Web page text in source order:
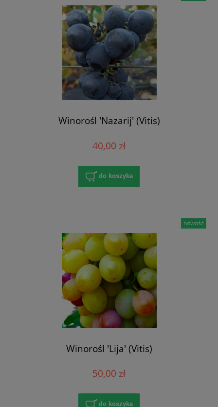
Winorośl 'Nazarij' (Vitis)
40,00 zł
do koszyka
Winorośl 'Lija' (Vitis)
50,00 zł
do koszyka
nowość